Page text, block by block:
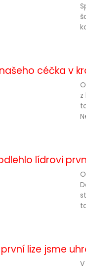
céčka v
lídrovi
lize jsme